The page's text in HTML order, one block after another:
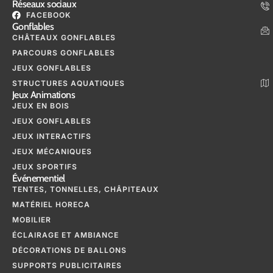
Réseaux sociaux
FACEBOOK
Gonflables
CHÂTEAUX GONFLABLES
PARCOURS GONFLABLES
JEUX GONFLABLES
STRUCTURES AQUATIQUES
Jeux Animations
JEUX EN BOIS
JEUX GONFLABLES
JEUX INTERACTIFS
JEUX MÉCANIQUES
JEUX SPORTIFS
Événementiel
TENTES, TONNELLES, CHÂPITEAUX
MATÉRIEL HORECA
MOBILIER
ÉCLAIRAGE ET AMBIANCE
DÉCORATIONS DE BALLONS
SUPPORTS PUBLICITAIRES